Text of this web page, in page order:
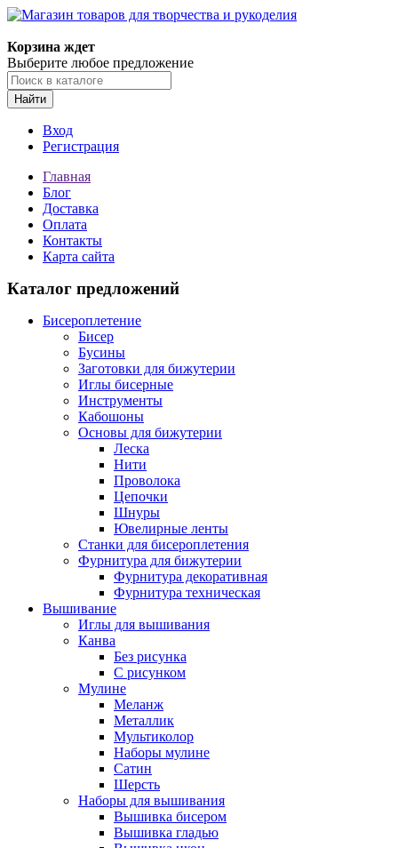
Корзина ждет
Выберите любое предложение
Найти
Вход
Регистрация
Главная
Блог
Доставка
Оплата
Контакты
Карта сайта
Каталог предложений
Бисероплетение
Бисер
Бусины
Заготовки для бижутерии
Иглы бисерные
Инструменты
Кабошоны
Основы для бижутерии
Леска
Нити
Проволока
Цепочки
Шнуры
Ювелирные ленты
Станки для бисероплетения
Фурнитура для бижутерии
Фурнитура декоративная
Фурнитура техническая
Вышивание
Иглы для вышивания
Канва
Без рисунка
С рисунком
Мулине
Меланж
Металлик
Мультиколор
Наборы мулине
Сатин
Шерсть
Наборы для вышивания
Вышивка бисером
Вышивка гладью